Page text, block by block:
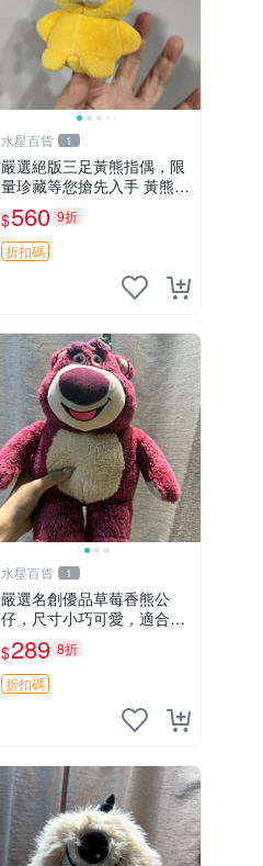
水星百貨 1
嚴選絕版三足黃熊指偶，限
量珍藏等您搶先入手 黃熊
指偶 珍藏品
$560 9折
折扣碼
水星百貨 1
嚴選名創優品草莓香熊公
仔，尺寸小巧可愛，適合收
藏賞玩 30cm 玩具 公仔 草
莓熊
$289 8折
折扣碼